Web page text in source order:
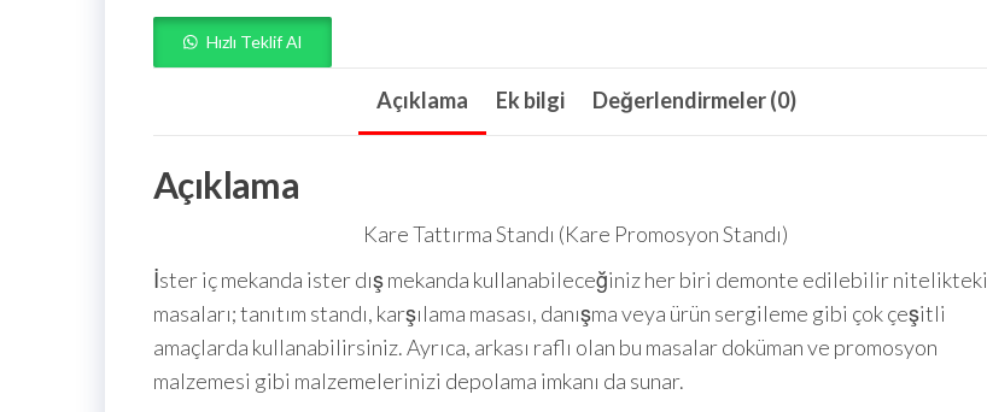
Hızlı Teklif Al
Açıklama Ek bilgi Değerlendirmeler (0)
Açıklama
Kare Tattırma Standı (Kare Promosyon Standı)
İster iç mekanda ister dış mekanda kullanabileceğiniz her biri demonte edilebilir nitelikteki
masaları; tanıtım standı, karşılama masası, danışma veya ürün sergileme gibi çok çeşitli
amaçlarda kullanabilirsiniz. Ayrıca, arkası raflı olan bu masalar doküman ve promosyon
malzemesi gibi malzemelerinizi depolama imkanı da sunar.